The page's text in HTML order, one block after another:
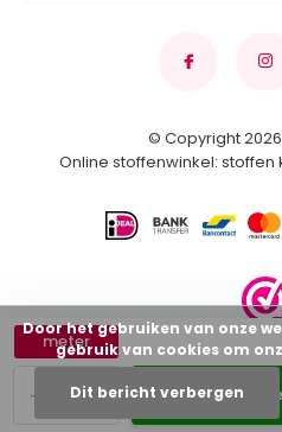
+
-
meter
© Copyright 2026
Online stoffenwinkel: stoffen
Door het gebruiken van onze
gebruik van cookies om
Dit bericht verbergen